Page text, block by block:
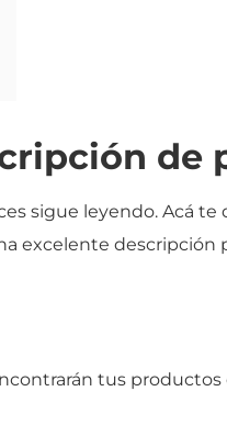
de
sigue leyendo. Acá
excelente
tus